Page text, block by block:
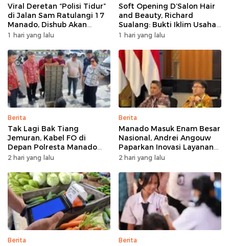
Viral Deretan “Polisi Tidur”
di Jalan Sam Ratulangi 17
Manado, Dishub Akan
Musyawarahkan Solusi
1 hari yang lalu
Soft Opening D’Salon Hair
and Beauty, Richard
Sualang: Bukti Iklim Usaha
di Manado Terus
1 hari yang lalu
Berita
Tak Lagi Bak Tiang
Jemuran, Kabel FO di
Depan Polresta Manado
Ditata
2 hari yang lalu
Berita
Manado Masuk Enam Besar
Nasional, Andrei Angouw
Paparkan Inovasi Layanan
Investasi di Hadapan Tim
2 hari yang lalu
Berita Berita